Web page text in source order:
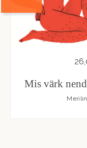
Mis värk